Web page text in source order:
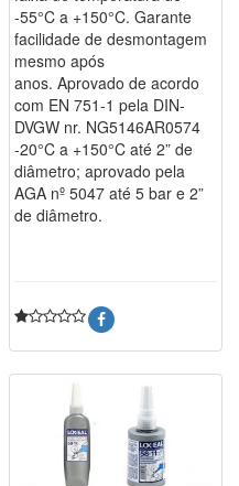
-55°C a +150°C. Garante
facilidade de desmontagem
mesmo após
anos. Aprovado de acordo
com EN 751-1 pela DIN-
DVGW nr. NG5146AR0574
-20°C a +150°C até 2” de
diâmetro; aprovado pela
AGA nº 5047 até 5 bar e 2”
de diâmetro.